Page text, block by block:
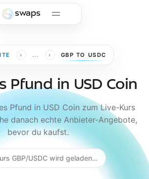
swaps
› ... › GBP TO USDC
Pfund in USD Coin
Pfund in USD Coin zum Live-Kurs
danach echte Anbieter-Angebote,
bevor du kaufst.
GBP/USDC wird geladen…